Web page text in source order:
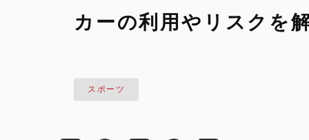
カーの利用やリスクを
スポーツ